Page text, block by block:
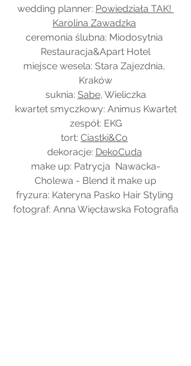
wedding planner: Powiedziała TAK!
Karolina Zawadzka
ceremonia ślubna: Miodosytnia
Restauracja&Apart Hotel
miejsce wesela: Stara Zajezdnia,
Kraków
suknia: Sabe, Wieliczka
kwartet smyczkowy: Animus Kwartet
zespół: EKG
tort: Ciastki&Co
dekoracje: DekoCuda
make up: Patrycja  Nawacka-
Cholewa - Blend it make up
fryzura: Kateryna Pasko Hair Styling
fotograf: Anna Więcławska Fotografia